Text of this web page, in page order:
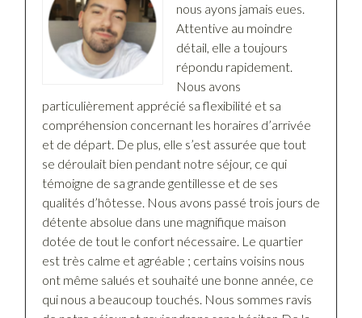
nous ayons jamais eues.
Attentive au moindre
détail, elle a toujours
répondu rapidement.
Nous avons
particulièrement apprécié sa flexibilité et sa
compréhension concernant les horaires d’arrivée
et de départ. De plus, elle s’est assurée que tout
se déroulait bien pendant notre séjour, ce qui
témoigne de sa grande gentillesse et de ses
qualités d’hôtesse. Nous avons passé trois jours de
détente absolue dans une magnifique maison
dotée de tout le confort nécessaire. Le quartier
est très calme et agréable ; certains voisins nous
ont même salués et souhaité une bonne année, ce
qui nous a beaucoup touchés. Nous sommes ravis